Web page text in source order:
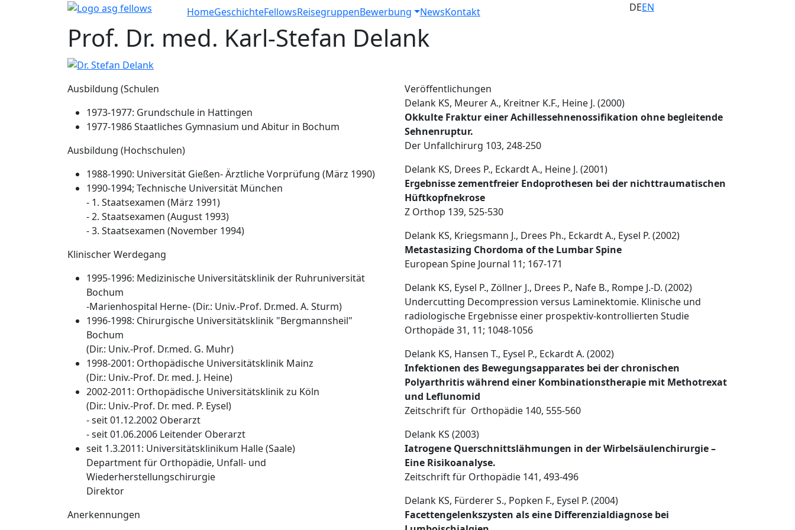
Navigation überspringen
HomeGeschichteFellowsReisegruppenBewerbung NewsKontakt DEEN
Prof. Dr. med. Karl-Stefan Delank
Ausbildung (Schulen
1973-1977: Grundschule in Hattingen
1977-1986 Staatliches Gymnasium und Abitur in Bochum
Ausbildung (Hochschulen)
1988-1990: Universität Gießen- Ärztliche Vorprüfung (März 1990)
1990-1994; Technische Universität München
- 1. Staatsexamen (März 1991)
- 2. Staatsexamen (August 1993)
- 3. Staatsexamen (November 1994)
Klinischer Werdegang
1995-1996: Medizinische Universitätsklinik der Ruhruniversität
Bochum
-Marienhospital Herne- (Dir.: Univ.-Prof. Dr.med. A. Sturm)
1996-1998: Chirurgische Universitätsklinik "Bergmannsheil"
Bochum
(Dir.: Univ.-Prof. Dr.med. G. Muhr)
1998-2001: Orthopädische Universitätsklinik Mainz
(Dir.: Univ.-Prof. Dr. med. J. Heine)
2002-2011: Orthopädische Universitätsklinik zu Köln
(Dir.: Univ.-Prof. Dr. med. P. Eysel)
- seit 01.12.2002 Oberarzt
- seit 01.06.2006 Leitender Oberarzt
seit 1.3.2011: Universitätsklinikum Halle (Saale)
Department für Orthopädie, Unfall- und
Wiederherstellungschirurgie
Direktor
Anerkennungen
Veröffentlichungen
Delank KS, Meurer A., Kreitner K.F., Heine J. (2000)
Okkulte Fraktur einer Achillessehnenossifikation ohne begleitende
Sehnenruptur.
Der Unfallchirurg 103, 248-250
Delank KS, Drees P., Eckardt A., Heine J. (2001)
Ergebnisse zementfreier Endoprothesen bei der nichttraumatischen
Hüftkopfnekrose
Z Orthop 139, 525-530
Delank KS, Kriegsmann J., Drees Ph., Eckardt A., Eysel P. (2002)
Metastasizing Chordoma of the Lumbar Spine
European Spine Journal 11; 167-171
Delank KS, Eysel P., Zöllner J., Drees P., Nafe B., Rompe J.-D. (2002)
Undercutting Decompression versus Laminektomie. Klinische und
radiologische Ergebnisse einer prospektiv-kontrollierten Studie
Orthopäde 31, 11; 1048-1056
Delank KS, Hansen T., Eysel P., Eckardt A. (2002)
Infektionen des Bewegungsapparates bei der chronischen
Polyarthritis während einer Kombinationstherapie mit Methotrexat
und Leflunomid
Zeitschrift für Orthopädie 140, 555-560
Delank KS (2003)
Iatrogene Querschnittslähmungen in der Wirbelsäulenchirurgie –
Eine Risikoanalyse.
Zeitschrift für Orthopädie 141, 493-496
Delank KS, Fürderer S., Popken F., Eysel P. (2004)
Facettengelenkszysten als eine Differenzialdiagnose bei